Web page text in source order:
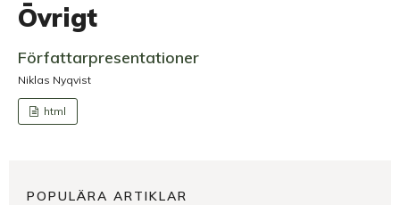
Övrigt
Författarpresentationer
Niklas Nyqvist
html
POPULÄRA ARTIKLAR